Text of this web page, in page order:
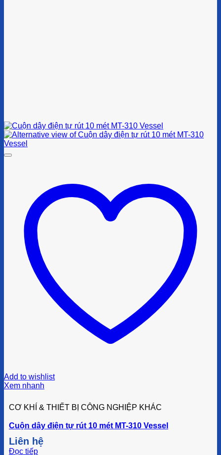
Add to wishlist
Xem nhanh
CƠ KHÍ & THIẾT BỊ CÔNG NGHIỆP KHÁC
Cuộn dây điện tự rút 10 mét MT-310 Vessel
Liên hệ
Đọc tiếp